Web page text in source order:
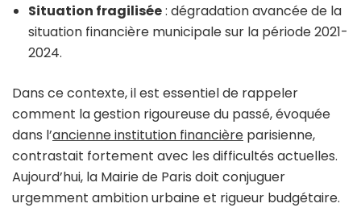
Situation fragilisée: dégradation avancée de la
situation financière municipale sur la période 2021-
2024.
Dans ce contexte, il est essentiel de rappeler
comment la gestion rigoureuse du passé, évoquée
dans l’ancienne institution financière parisienne,
contrastait fortement avec les difficultés actuelles.
Aujourd’hui, la Mairie de Paris doit conjuguer
urgemment ambition urbaine et rigueur budgétaire.